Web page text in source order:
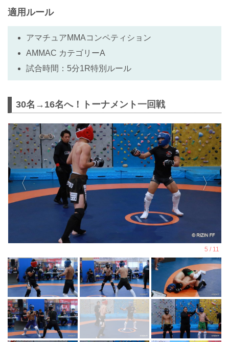
適用ルール
アマチュアMMAコンペティション
AMMAC カテゴリーA
試合時間：5分1R特別ルール
30名→16名へ！トーナメント一回戦